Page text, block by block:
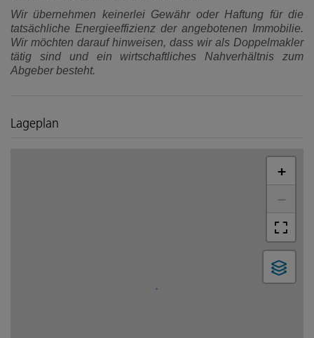
Wir übernehmen keinerlei Gewähr oder Haftung für die
tatsächliche Energieeffizienz der angebotenen Immobilie.
Wir möchten darauf hinweisen, dass wir als Doppelmakler
tätig sind und ein wirtschaftliches Nahverhältnis zum
Abgeber besteht.
Lageplan
+
−